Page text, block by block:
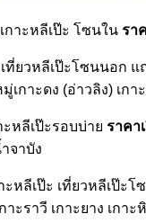
กาะหลีเป๊ะ โซนใน รา
เที่ยวหลีเป๊ะโซนนอก
เกาะดง (อ่าวลิง) เกา
ะหลีเป๊ะรอบบ่าย ราคา
จาบัง
าะหลีเป๊ะ เที่ยวหลีเป๊
ะราวี เกาะยาง เกา